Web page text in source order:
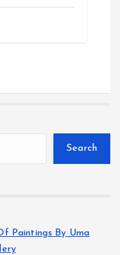
Search
Paintings By Uma